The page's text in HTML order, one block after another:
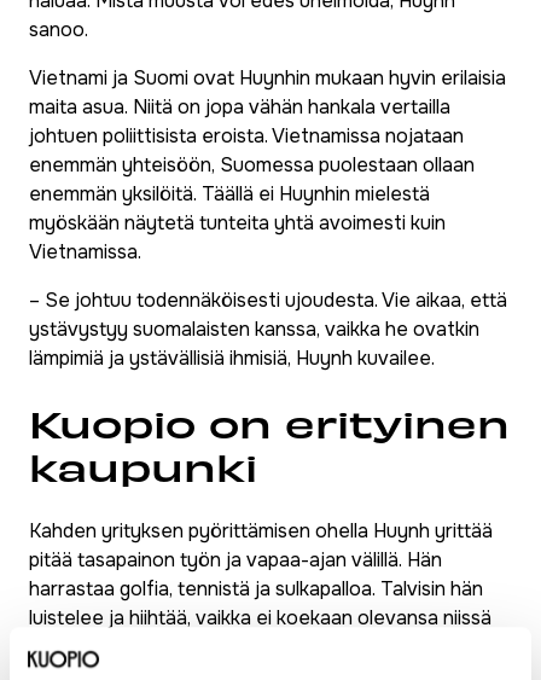
sanoo.
Vietnami ja Suomi ovat Huynhin mukaan hyvin erilaisia
maita asua. Niitä on jopa vähän hankala vertailla
johtuen poliittisista eroista. Vietnamissa nojataan
enemmän yhteisöön, Suomessa puolestaan ollaan
enemmän yksilöitä. Täällä ei Huynhin mielestä
myöskään näytetä tunteita yhtä avoimesti kuin
Vietnamissa.
– Se johtuu todennäköisesti ujoudesta. Vie aikaa, että
ystävystyy suomalaisten kanssa, vaikka he ovatkin
lämpimiä ja ystävällisiä ihmisiä, Huynh kuvailee.
Kuopio on erityinen
kaupunki
Kahden yrityksen pyörittämisen ohella Huynh yrittää
pitää tasapainon työn ja vapaa-ajan välillä. Hän
harrastaa golfia, tennistä ja sulkapalloa. Talvisin hän
luistelee ja hiihtää, vaikka ei koekaan olevansa niissä
vielä kovin hyvä.